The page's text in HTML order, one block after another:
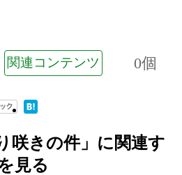
関連コンテンツ 0個
咲きの件」に関連す
見る